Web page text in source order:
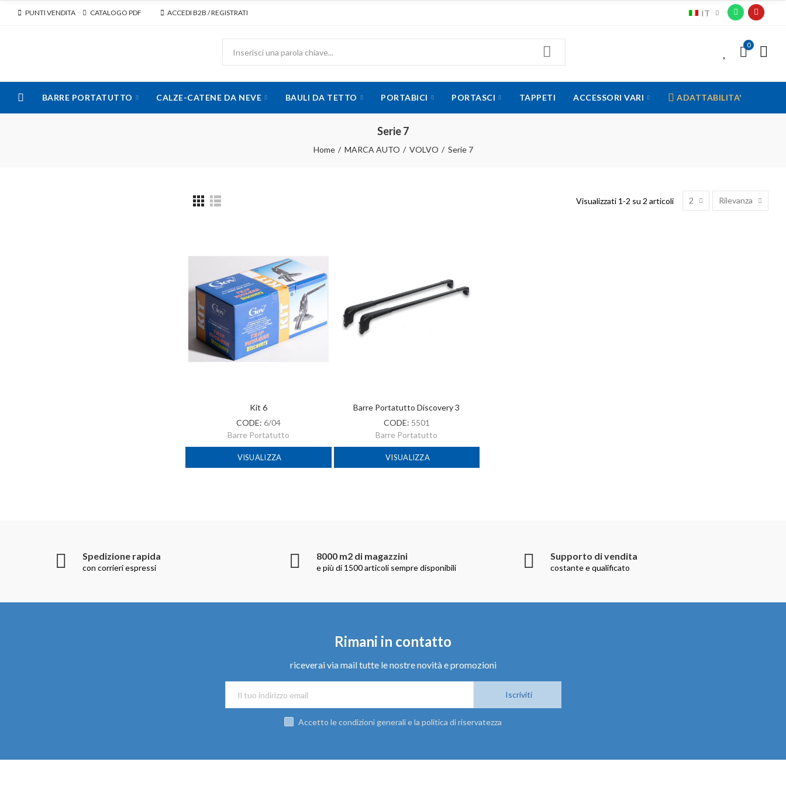
PUNTI VENDITA CATALOGO PDF ACCEDI B2B / REGISTRATI IT
0
BARRE PORTATUTTO CALZE-CATENE DA NEVE BAULI DA TETTO PORTABICI PORTASCI TAPPETI ACCESSORI VARI ADATTABILITA'
Serie 7
Home MARCA AUTO VOLVO Serie 7
Visualizzati 1-2 su 2 articoli 2 Rilevanza
Kit 6
CODE: 6/04
Barre Portatutto
VISUALIZZA
Barre Portatutto Discovery 3
CODE: 5501
Barre Portatutto
VISUALIZZA
Spedizione rapida
con corrieri espressi
8000 m2 di magazzini
e più di 1500 articoli sempre disponibili
Supporto di vendita
costante e qualificato
Rimani in contatto
riceverai via mail tutte le nostre novità e promozioni
Iscriviti
Accetto le condizioni generali e la politica di riservatezza